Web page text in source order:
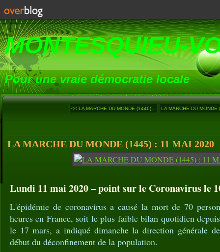
MONTESQUIEU-
Pour une vraie démocratie locale
<< LA MARCHE DU MONDE (1446)... LA MARCHE DU MONDE
LA MARCHE DU MONDE (1445) : 11 MAI 2020
Lundi 11 mai 2020 – point sur le Coronavirus le
L'épidémie de coronavirus a causé la mort de 70
heures en France, soit le plus faible bilan quotidien
le 17 mars, a indiqué dimanche la direction générale
début du déconfinement de la population.